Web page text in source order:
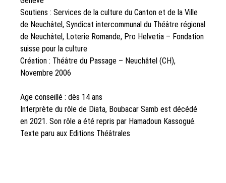
Soutiens : Services de la culture du Canton et de la Ville
de Neuchâtel, Syndicat intercommunal du Théâtre régional
de Neuchâtel, Loterie Romande, Pro Helvetia – Fondation
suisse pour la culture
Création : Théâtre du Passage – Neuchâtel (CH),
Novembre 2006
Age conseillé : dès 14 ans
Interprète du rôle de Diata, Boubacar Samb est décédé
en 2021. Son rôle a été repris par Hamadoun Kassogué.
Texte paru aux Editions Théâtrales